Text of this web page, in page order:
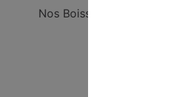
Nos Boissons